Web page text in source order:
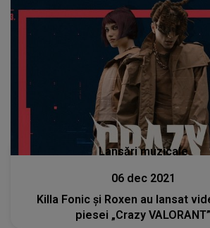
Lansări muzicale
06 dec 2021
Killa Fonic și Roxen au lansat
piesei „Crazy VALORANT”